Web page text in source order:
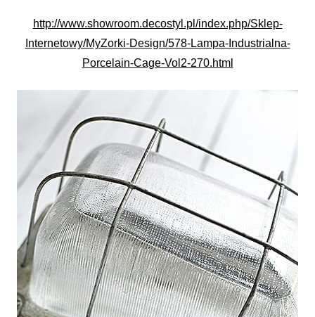
http://www.showroom.decostyl.pl/index.php/Sklep-
Internetowy/MyZorki-Design/578-Lampa-Industrialna-
Porcelain-Cage-Vol2-270.html